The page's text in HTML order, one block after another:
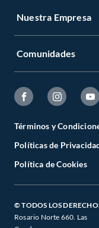
Nuestra Empresa
Comunidades
Términos y
Políticas de
Política de Cookies
© TODOS LOS
Rosario Norte 660. Las